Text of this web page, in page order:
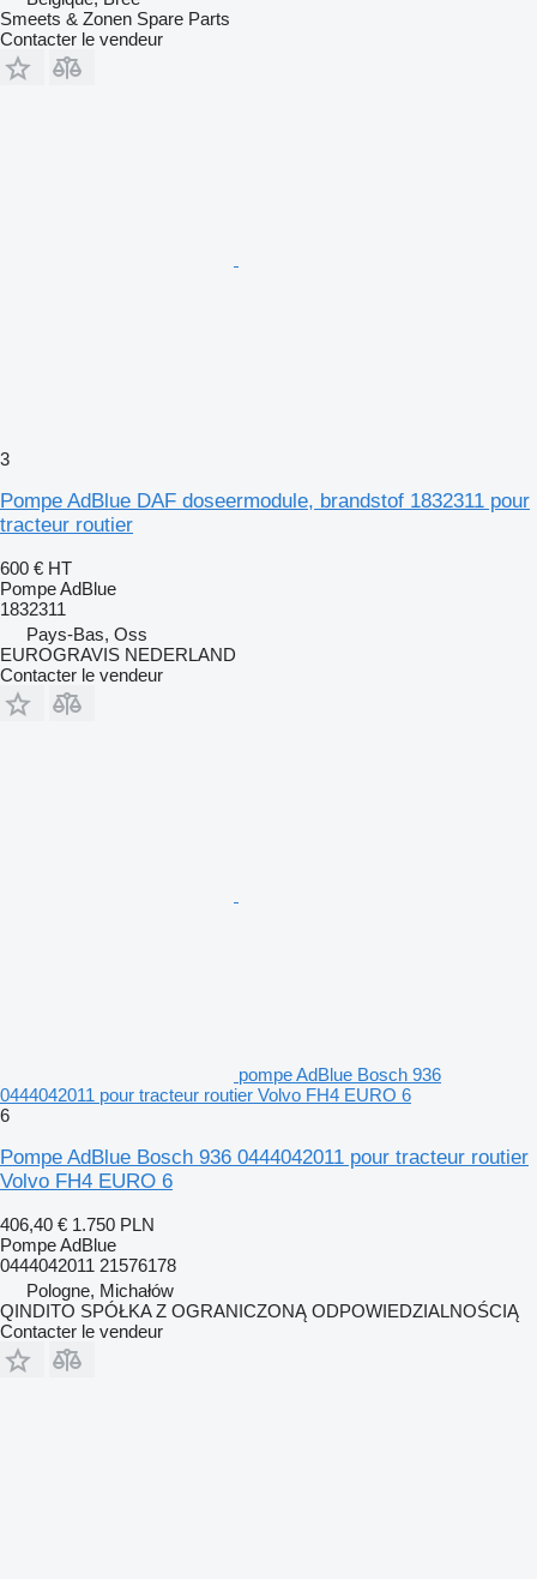
Smeets & Zonen Spare Parts
Contacter le vendeur
3
Pompe AdBlue DAF doseermodule, brandstof 1832311 pour
tracteur routier
600 € HT
Pompe AdBlue
1832311
Pays-Bas, Oss
EUROGRAVIS NEDERLAND
Contacter le vendeur
pompe AdBlue Bosch 936
0444042011 pour tracteur routier Volvo FH4 EURO 6
6
Pompe AdBlue Bosch 936 0444042011 pour tracteur routier
Volvo FH4 EURO 6
406,40 € 1.750 PLN
Pompe AdBlue
0444042011 21576178
Pologne, Michałów
QINDITO SPÓŁKA Z OGRANICZONĄ ODPOWIEDZIALNOŚCIĄ
Contacter le vendeur